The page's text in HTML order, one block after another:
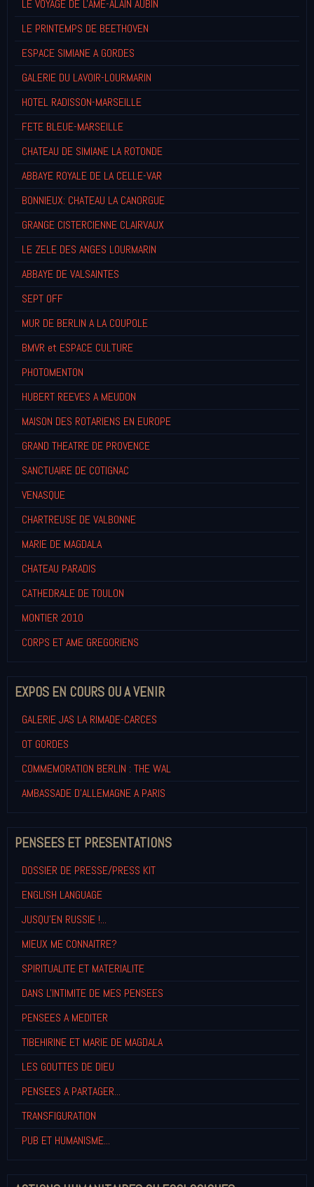
LE VOYAGE DE L'AME-ALAIN AUBIN
LE PRINTEMPS DE BEETHOVEN
ESPACE SIMIANE A GORDES
GALERIE DU LAVOIR-LOURMARIN
HOTEL RADISSON-MARSEILLE
FETE BLEUE-MARSEILLE
CHATEAU DE SIMIANE LA ROTONDE
ABBAYE ROYALE DE LA CELLE-VAR
BONNIEUX: CHATEAU LA CANORGUE
GRANGE CISTERCIENNE CLAIRVAUX
LE ZELE DES ANGES LOURMARIN
ABBAYE DE VALSAINTES
SEPT OFF
MUR DE BERLIN A LA COUPOLE
BMVR et ESPACE CULTURE
PHOTOMENTON
HUBERT REEVES A MEUDON
MAISON DES ROTARIENS EN EUROPE
GRAND THEATRE DE PROVENCE
SANCTUAIRE DE COTIGNAC
VENASQUE
CHARTREUSE DE VALBONNE
MARIE DE MAGDALA
CHATEAU PARADIS
CATHEDRALE DE TOULON
MONTIER 2010
CORPS ET AME GREGORIENS
EXPOS EN COURS OU A VENIR
GALERIE JAS LA RIMADE-CARCES
OT GORDES
COMMEMORATION BERLIN : THE WAL
AMBASSADE D'ALLEMAGNE A PARIS
PENSEES ET PRESENTATIONS
DOSSIER DE PRESSE/PRESS KIT
ENGLISH LANGUAGE
JUSQU'EN RUSSIE !...
MIEUX ME CONNAITRE?
SPIRITUALITE ET MATERIALITE
DANS L'INTIMITE DE MES PENSEES
PENSEES A MEDITER
TIBEHIRINE ET MARIE DE MAGDALA
LES GOUTTES DE DIEU
PENSEES A PARTAGER...
TRANSFIGURATION
PUB ET HUMANISME...